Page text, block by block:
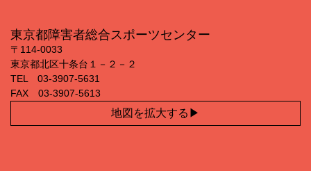
東京都障害者総合スポーツセンター
〒114‐0033
東京都北区十条台１－２－２
TEL 03‐3907‐5631
FAX 03‐3907‐5613
地図を拡大する